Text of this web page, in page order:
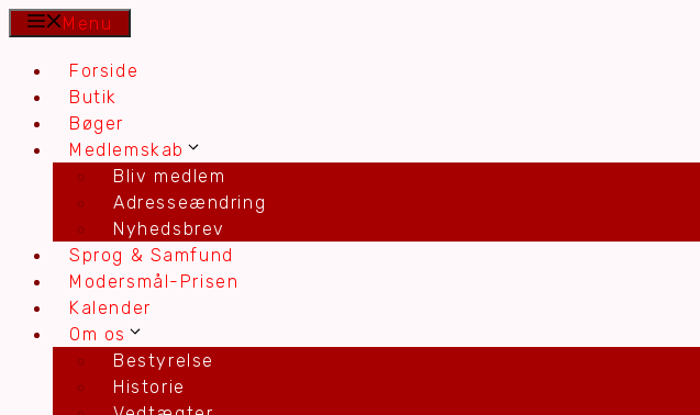
Hop
indhold
Menu
Forside
Butik
Bøger
Medlemskab
Bliv medlem
Adresseændring
Nyhedsbrev
Sprog & Samfund
Modersmål-Prisen
Kalender
Om os
Bestyrelse
Historie